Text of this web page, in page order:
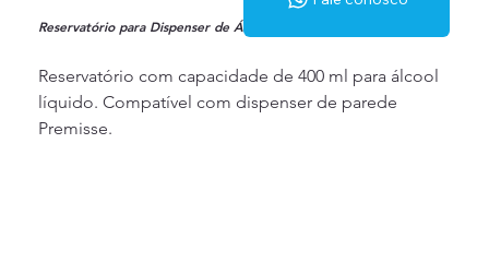
Reservatório para Dispenser de Álcool Líquido
Reservatório com capacidade de 400 ml para álcool
líquido. Compatível com dispenser de parede
Premisse.